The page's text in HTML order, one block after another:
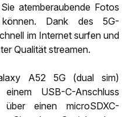
atemberaubende Fotos
Dank des 5G-
im Internet surfen und
Qualität streamen.
A52 5G (dual sim)
USB-C-Anschluss
einen microSDXC-